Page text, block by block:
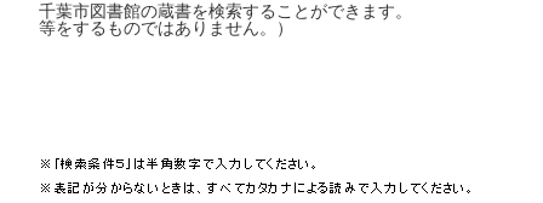
千葉市図書館の蔵書を検索することがで
等をするものではありません。）